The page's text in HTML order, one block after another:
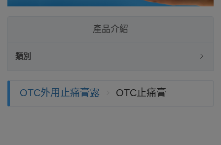
產品介紹
類別
OTC外用止痛膏露 OTC止痛膏